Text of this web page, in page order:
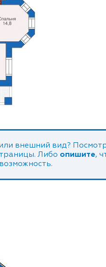
внешний вид?
Либо опишите,